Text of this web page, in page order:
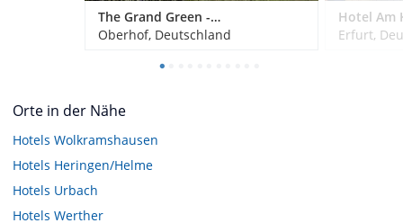
The Grand Green - Familux Resort
Oberhof, Deutschland
Hotel Am
Erfurt,
Orte in der Nähe
Hotels Wolkramshausen
Hotels Heringen/Helme
Hotels Urbach
Hotels Werther